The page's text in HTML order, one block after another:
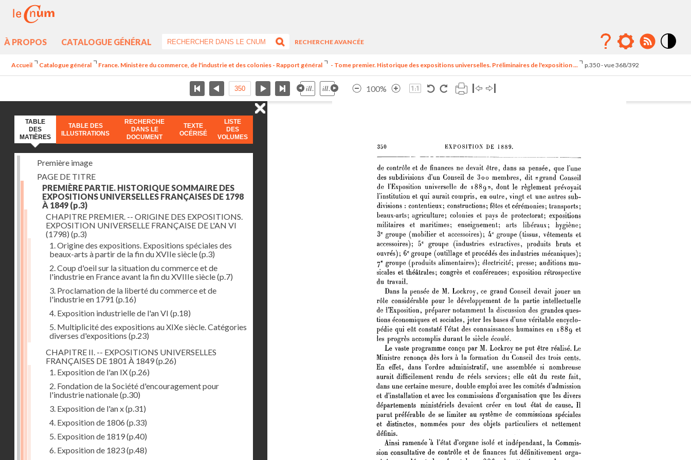
À PROPOS CATALOGUE GÉNÉRAL
RECHERCHE AVANCÉE
Accueil Catalogue général France. Ministère du commerce, de l'industrie et des colonies - Rapport général - Tome premier. Historique des expositions universelles. Préliminaires de l'exposition ... p.350 - vue 368/392
100%
TABLE
DES
MATIÈRES
TABLE DES
ILLUSTRATIONS
RECHERCHE
DANS LE
DOCUMENT
TEXTE
OCÉRISÉ
LISTE
DES
VOLUMES
Première image
PAGE DE TITRE
PREMIÈRE PARTIE. HISTORIQUE SOMMAIRE DES
EXPOSITIONS UNIVERSELLES FRANÇAISES DE 1798
À 1849 (p.3)
CHAPITRE PREMIER. -- ORIGINE DES EXPOSITIONS.
EXPOSITION UNIVERSELLE FRANÇAISE DE L'AN VI
(1798) (p.3)
1. Origine des expositions. Expositions spéciales des
beaux-arts à partir de la fin du XVIIe siècle(p.3)
2. Coup d'oeil sur la situation du commerce et de
l'industrie en France avant la fin du XVIIIe siècle(p.7)
3. Proclamation de la liberté du commerce et de
l'industrie en 1791 (p.16)
4. Exposition industrielle de l'an VI (p.18)
5. Multiplicité des expositions au XIXe siècle. Catégories
diverses d'expositions (p.23)
CHAPITRE II. -- EXPOSITIONS UNIVERSELLES
FRANÇAISES DE 1801 À 1849(p.26)
1. Exposition de l'an IX(p.26)
2. Fondation de la Société d'encouragement pour
l'industrie nationale(p.30)
3. Exposition de l'an x(p.31)
4. Exposition de 1806 (p.33)
5. Exposition de 1819(p.40)
6. Exposition de 1823(p.48)